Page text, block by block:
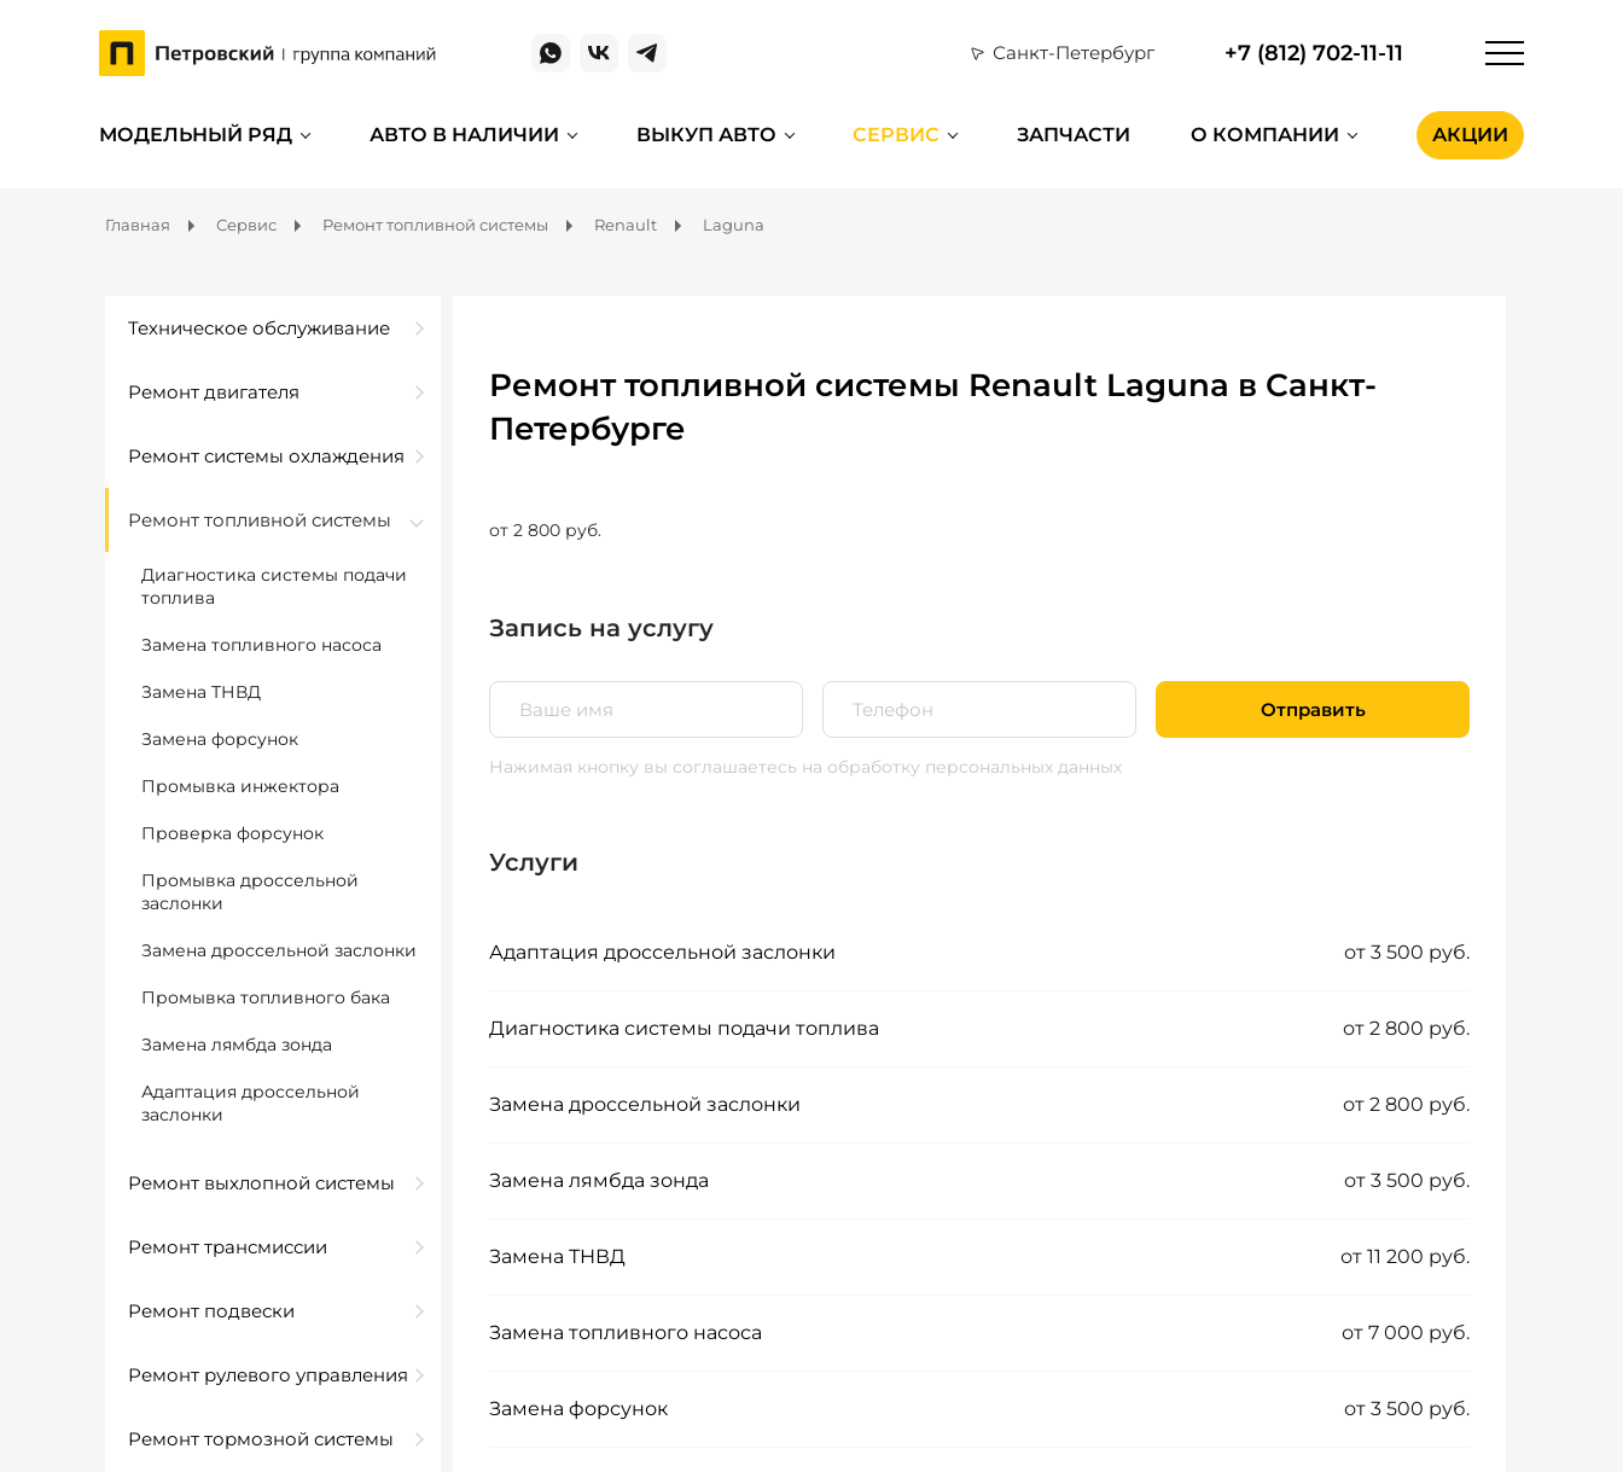
Санкт-Петербург +7 (812) 702-11-11
МОДЕЛЬНЫЙ РЯД АВТО В НАЛИЧИИ ВЫКУП АВТО СЕРВИС ЗАПЧАСТИ О КОМПАНИИ АКЦИИ
Главная Сервис Ремонт топливной системы Renault Laguna
Техническое обслуживание
Ремонт двигателя
Ремонт системы охлаждения
Ремонт топливной системы
Диагностика системы подачи
топлива
Замена топливного насоса
Замена ТНВД
Замена форсунок
Промывка инжектора
Проверка форсунок
Промывка дроссельной
заслонки
Замена дроссельной заслонки
Промывка топливного бака
Замена лямбда зонда
Адаптация дроссельной
заслонки
Ремонт выхлопной системы
Ремонт трансмиссии
Ремонт подвески
Ремонт рулевого управления
Ремонт тормозной системы
Ремонт топливной системы Renault Laguna в Санкт-
Петербурге
от 2 800 руб.
Запись на услугу
Отправить
Нажимая кнопку вы соглашаетесь на обработку персональных данных
Услуги
Адаптация дроссельной заслонки от 3 500 руб.
Диагностика системы подачи топлива от 2 800 руб.
Замена дроссельной заслонки от 2 800 руб.
Замена лямбда зонда от 3 500 руб.
Замена ТНВД от 11 200 руб.
Замена топливного насоса от 7 000 руб.
Замена форсунок от 3 500 руб.